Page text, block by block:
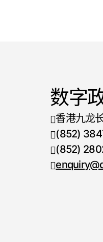
数字
香港九龙
电话号码
(852)
传真号码
(852)